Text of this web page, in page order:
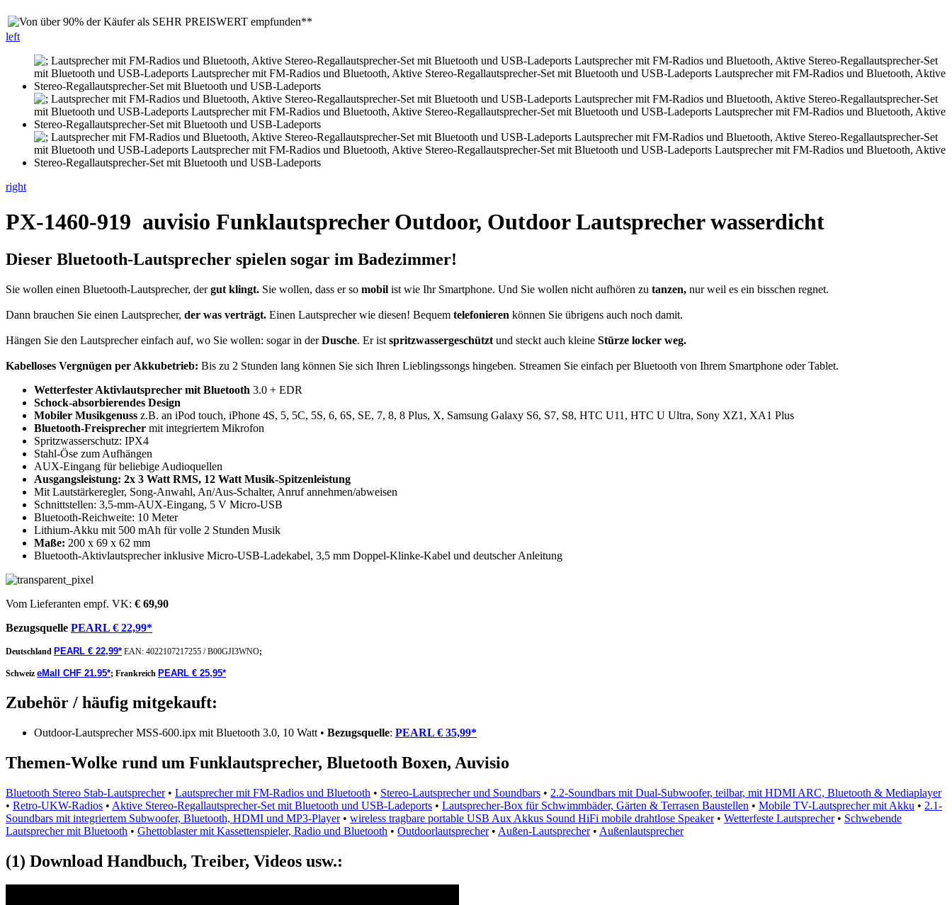
left
right
PX-1460-919 auvisio Funklautsprecher Outdoor, Outdoor Lautsprecher wasserdicht
Dieser Bluetooth-Lautsprecher spielen sogar im Badezimmer!
Sie wollen einen Bluetooth-Lautsprecher, dergut klingt. Sie wollen, dass er so mobil ist wie Ihr Smartphone. Und Sie wollen nicht aufhören zu tanzen, nur weil es ein bisschen regnet.
Dann brauchen Sie einen Lautsprecher, der was verträgt. Einen Lautsprecher wie diesen! Bequem telefonieren können Sie übrigens auch noch damit.
Hängen Sie den Lautsprecher einfach auf, wo Sie wollen: sogar in derDusche. Er ist spritzwassergeschützt und steckt auch kleine Stürze locker weg.
Kabelloses Vergnügen per Akkubetrieb: Bis zu 2 Stunden lang können Sie sich Ihren Lieblingssongs hingeben. Streamen Sie einfach per Bluetooth von Ihrem Smartphone oder Tablet.
Wetterfester Aktivlautsprecher mit Bluetooth 3.0 + EDR
Schock-absorbierendes Design
Mobiler Musikgenuss z.B. an iPod touch, iPhone 4S, 5, 5C, 5S, 6, 6S, SE, 7, 8, 8 Plus, X, Samsung Galaxy S6, S7, S8, HTC U11, HTC U Ultra, Sony XZ1, XA1 Plus
Bluetooth-Freisprecher mit integriertem Mikrofon
Spritzwasserschutz: IPX4
Stahl-Öse zum Aufhängen
AUX-Eingang für beliebige Audioquellen
Ausgangsleistung: 2x 3 Watt RMS, 12 Watt Musik-Spitzenleistung
Mit Lautstärkeregler, Song-Anwahl, An/Aus-Schalter, Anruf annehmen/abweisen
Schnittstellen: 3,5-mm-AUX-Eingang, 5 V Micro-USB
Bluetooth-Reichweite: 10 Meter
Lithium-Akku mit 500 mAh für volle 2 Stunden Musik
Maße: 200 x 69 x 62 mm
Bluetooth-Aktivlautsprecher inklusive Micro-USB-Ladekabel, 3,5 mm Doppel-Klinke-Kabel und deutscher Anleitung
Vom Lieferanten empf. VK: € 69,90
Bezugsquelle PEARL € 22,99*
Deutschland PEARL € 22,99* EAN: 4022107217255 /B00GJI3WNO;
Schweiz eMall CHF 21.95*; Frankreich PEARL € 25,95*
Zubehör / häufig mitgekauft:
Outdoor-Lautsprecher MSS-600.ipx mit Bluetooth 3.0, 10 Watt • Bezugsquelle: PEARL € 35,99*
Themen-Wolke rund um Funklautsprecher, Bluetooth Boxen, Auvisio
Bluetooth Stereo Stab-Lautsprecher• Lautsprecher mit FM-Radios und Bluetooth • Stereo-Lautsprecher und Soundbars • 2.2-Soundbars mit Dual-Subwoofer, teilbar, mit HDMI ARC, Bluetooth & Mediaplayer
• Retro-UKW-Radios • Aktive Stereo-Regallautsprecher-Set mit Bluetooth und USB-Ladeports • Lautsprecher-Box für Schwimmbäder, Gärten & Terrasen Baustellen • Mobile TV-Lautsprecher mit Akku • 2.1-
Soundbars mit integriertem Subwoofer, Bluetooth, HDMI und MP3-Player• wireless tragbare portable USB Aux Akkus Sound HiFi mobile drahtlose Speaker• Wetterfeste Lautsprecher• Schwebende
Lautsprecher mit Bluetooth • Ghettoblaster mit Kassettenspieler, Radio und Bluetooth • Outdoorlautsprecher• Außen-Lautsprecher• Außenlautsprecher
(1) Download Handbuch, Treiber, Videos usw.: